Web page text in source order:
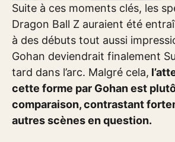
Suite à ces moments clés, les
Dragon Ball Z auraient été
à des débuts tout aussi
Gohan deviendrait finalement
tard dans l’arc. Malgré cela,
cette forme par Gohan est
comparaison, contrastant
autres scènes en question.